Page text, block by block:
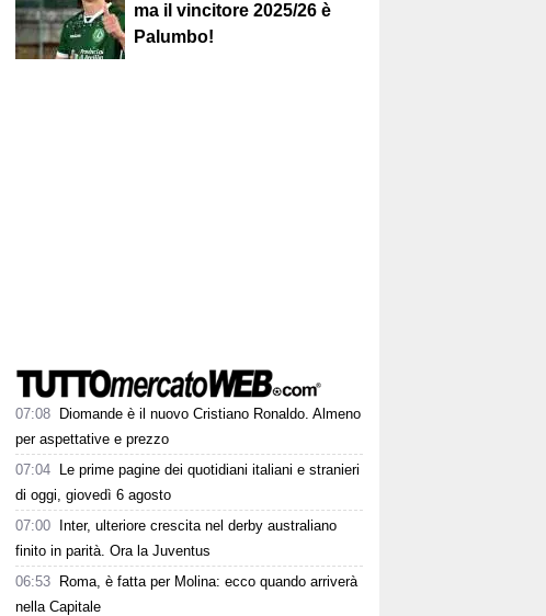
ma il vincitore 2025/26 è
Palumbo!
07:08
Diomande è il nuovo Cristiano Ronaldo. Almeno
per aspettative e prezzo
07:04
Le prime pagine dei quotidiani italiani e stranieri
di oggi, giovedì 6 agosto
07:00
Inter, ulteriore crescita nel derby australiano
finito in parità. Ora la Juventus
06:53
Roma, è fatta per Molina: ecco quando arriverà
nella Capitale